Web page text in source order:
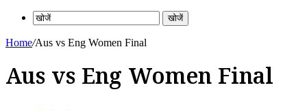
खोजें
Home/Aus vs Eng Women Final
Aus vs Eng Women Final